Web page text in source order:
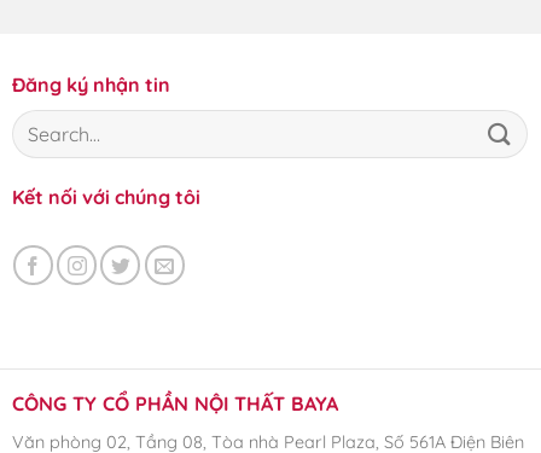
Đăng ký nhận tin
Kết nối với chúng tôi
CÔNG TY CỔ PHẦN NỘI THẤT BAYA
Văn phòng 02, Tầng 08, Tòa nhà Pearl Plaza, Số 561A Điện Biên